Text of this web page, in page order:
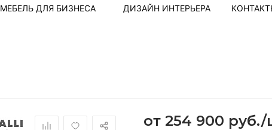
МЕБЕЛЬ ДЛЯ БИЗНЕСА ДИЗАЙН ИНТЕРЬЕРА
от254 900 руб./